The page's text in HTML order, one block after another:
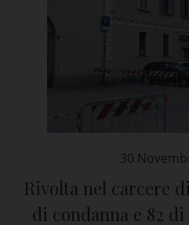
30
Rivolta nel carcere
di condanna e 82